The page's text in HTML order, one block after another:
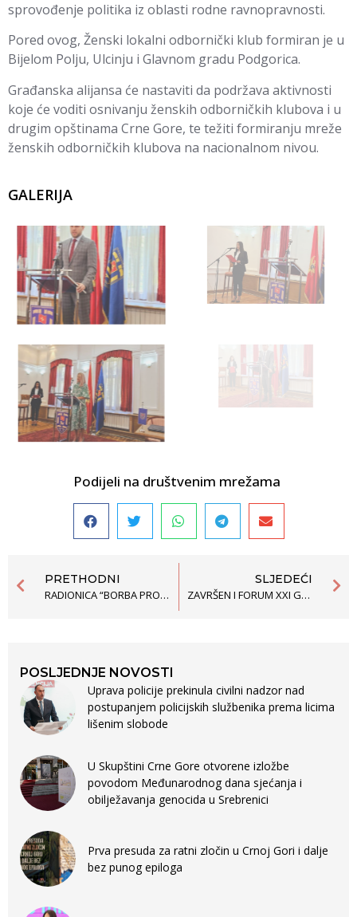
sprovođenje politika iz oblasti rodne ravnopravnosti.
Pored ovog, Ženski lokalni odbornički klub formiran je u
Bijelom Polju, Ulcinju i Glavnom gradu Podgorica.
Građanska alijansa će nastaviti da podržava aktivnosti
koje će voditi osnivanju ženskih odborničkih klubova i u
drugim opštinama Crne Gore, te težiti formiranju mreže
ženskih odborničkih klubova na nacionalnom nivou.
GALERIJA
Podijeli na društvenim mrežama
PRETHODNI
RADIONICA “BORBA PROTIV EKO KRIMINALA ISTRAŽIVANJEM I JAVNIM ZAGOVARANJEM”
SLJEDEĆI
ZAVRŠEN I FORUM XXI GENERACIJE ŠPS „INKLUZIJA I RAZLIČITOST – PRAVA MANJINA U PROCESU EVROPSKIH INTEGRACIJA”
POSLJEDNJE NOVOSTI
Uprava policije prekinula civilni nadzor nad
postupanjem policijskih službenika prema licima
lišenim slobode
U Skupštini Crne Gore otvorene izložbe
povodom Međunarodnog dana sjećanja i
obilježavanja genocida u Srebrenici
Prva presuda za ratni zločin u Crnoj Gori i dalje
bez punog epiloga